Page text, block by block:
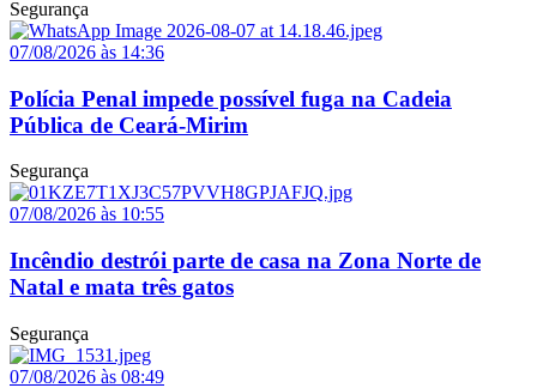
Segurança
07/08/2026 às 14:36
Polícia Penal impede possível fuga na Cadeia
Pública de Ceará-Mirim
Segurança
07/08/2026 às 10:55
Incêndio destrói parte de casa na Zona Norte de
Natal e mata três gatos
Segurança
07/08/2026 às 08:49